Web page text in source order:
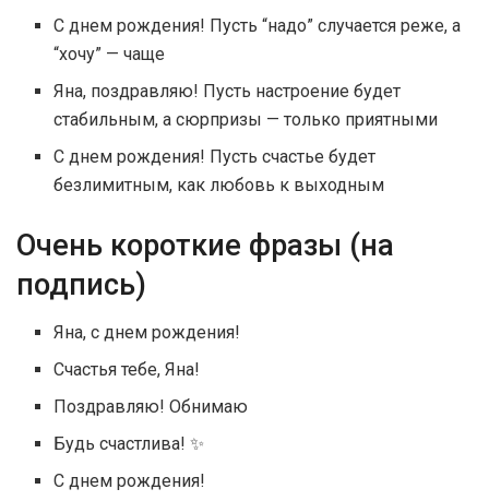
С днем рождения! Пусть “надо” случается реже, а
“хочу” — чаще
Яна, поздравляю! Пусть настроение будет
стабильным, а сюрпризы — только приятными
С днем рождения! Пусть счастье будет
безлимитным, как любовь к выходным
Очень короткие фразы (на
подпись)
Яна, с днем рождения!
Счастья тебе, Яна!
Поздравляю! Обнимаю
Будь счастлива! ✨
С днем рождения!